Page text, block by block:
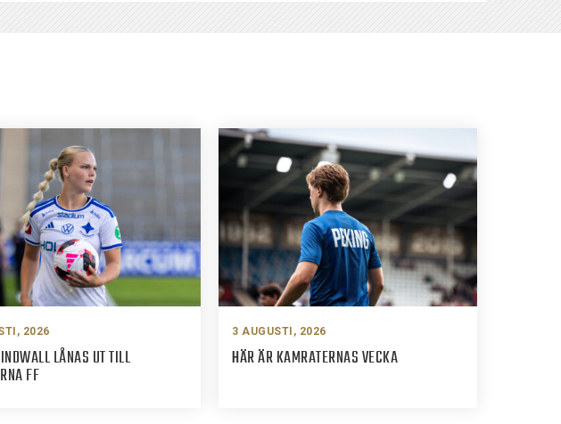
2026
LÅNAS UT TILL
FF
3 AUGUSTI, 2026
HÄR ÄR KAMRATERNAS VECKA